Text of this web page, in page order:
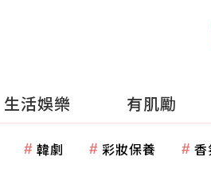
生活娛樂 有肌勵
韓劇 彩妝保養 香